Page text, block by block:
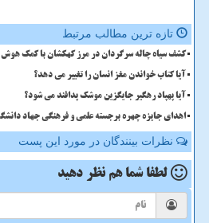
تازه ترین مطالب مرتبط
کشف سیاه چاله سرگردان در مرز کهکشان با کمک
آیا کتاب خواندن مغز انسان را تغییر می دهد؟
آیا پهپاد رهگیر جایگزین موشک پدافند می شود؟
اهدای جایزه چهره برجسته علمی و فرهنگی جهاد
نظرات بینندگان در مورد این پست
لطفا شما هم نظر دهید